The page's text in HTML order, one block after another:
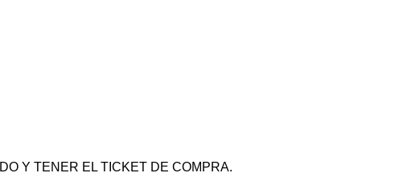
Y TENER EL TICKET DE COMPRA.